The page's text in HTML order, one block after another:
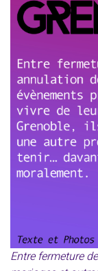
Entre fermeture